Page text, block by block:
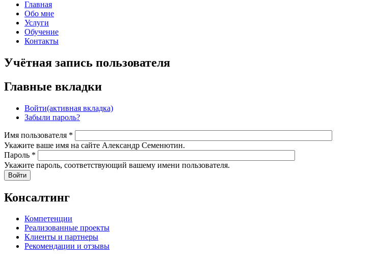
Главная
Обо мне
Услуги
Обучение
Контакты
Учётная запись пользователя
Главные вкладки
Войти(активная вкладка)
Забыли пароль?
Имя пользователя *
Укажите ваше имя на сайте Александр Семенютин.
Пароль *
Укажите пароль, соответствующий вашему имени пользователя.
Консалтинг
Компетенции
Реализованные проекты
Клиенты и партнеры
Рекомендации и отзывы